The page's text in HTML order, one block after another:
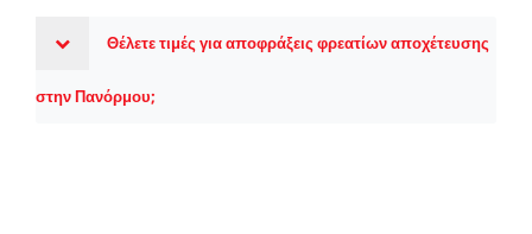
Θέλετε τιμές για αποφράξεις φρεατίων αποχέτευσης
στην Πανόρμου;